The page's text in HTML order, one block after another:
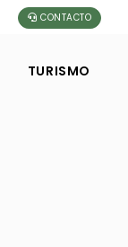
CONTACTO
TURISMO